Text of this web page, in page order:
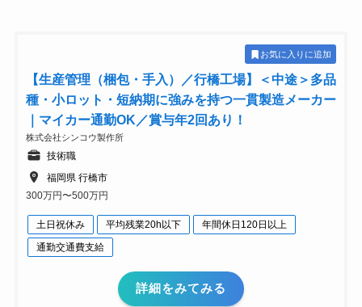
お気に入りに追加
【生産管理（梱包・手入）／行橋工場】＜中途＞多品
種・小ロット・短納期に強みを持つ一貫製造メーカー
｜マイカー通勤OK／賞与年2回あり！
株式会社シンコウ製作所
技術職
福岡県 行橋市
300万円〜500万円
土日祝休み 平均残業20h以下
年間休日120日以上
通勤交通費支給
詳細をみてみる